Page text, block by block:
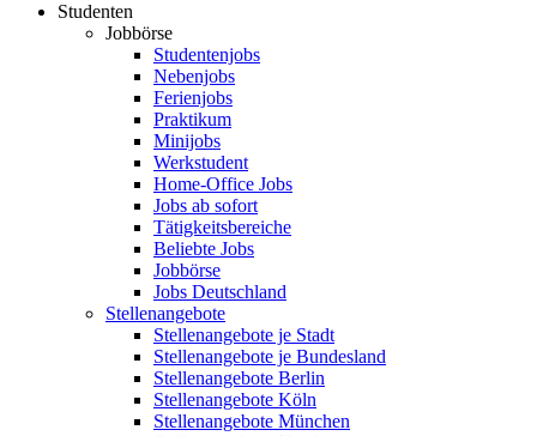
Studenten
Jobbörse
Studentenjobs
Nebenjobs
Ferienjobs
Praktikum
Minijobs
Werkstudent
Home-Office Jobs
Jobs ab sofort
Tätigkeitsbereiche
Beliebte Jobs
Jobbörse
Jobs Deutschland
Stellenangebote
Stellenangebote je Stadt
Stellenangebote je Bundesland
Stellenangebote Berlin
Stellenangebote Köln
Stellenangebote München